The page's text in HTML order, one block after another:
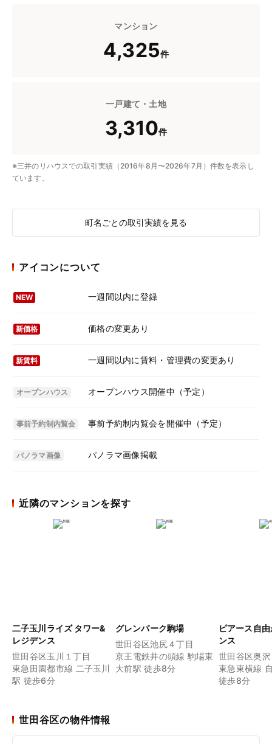
マンション
4,325件
一戸建て・土地
3,310件
※三井のリハウスでの取引実績（2016年8月〜2026年7月）件数を表示し
ています。
町名ごとの取引実績を見る
アイコンについて
NEW 一週間以内に登録
新価格 価格の変更あり
新賃料 一週間以内に賃料・管理費の変更あり
オープンハウス オープンハウス開催中（予定）
事前予約制内覧会 事前予約制内覧会を開催中（予定）
パノラマ画像 パノラマ画像掲載
近隣のマンションを探す
二子玉川ライズ タワー&
レジデンス
世田谷区玉川１丁目
東急田園都市線 二子玉川
駅 徒歩6分
グレンパーク駒場
世田谷区池尻４丁目
京王電鉄井の頭線 駒場東
大前駅 徒歩8分
ピアース自
ンス
世田谷区奥
東急東横線
徒歩8分
世田谷区の物件情報